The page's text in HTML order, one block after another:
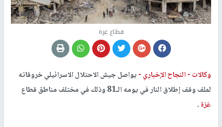
قطاع غزة
وكالات -النجاح الإخباري -يواصل جيش الاحتلال الاسرائيلي خروقاته
لملف وقف إطلاق النار في يومه الـ81 وذلك في مختلف مناطق قطاع
غزة.